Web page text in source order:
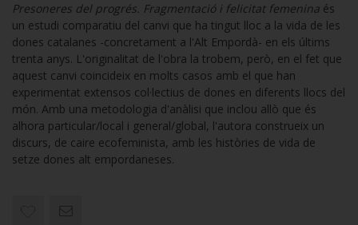
Presoneres del progrés. Fragmentació i felicitat femenina és
un estudi comparatiu del canvi que ha tingut lloc a la vida de les
dones catalanes -concretament a l'Alt Empordà- en els últims
trenta anys. L'originalitat de l'obra la trobem, però, en el fet que
aquest canvi coincideix en molts casos amb el que han
experimentat extensos col·lectius de dones en diferents llocs del
món. Amb una metodologia d'anàlisi que inclou allò que és
alhora particular/local i general/global, l'autora construeix un
discurs, de caire ecofeminista, amb les històries de vida de
setze dones alt empordaneses.